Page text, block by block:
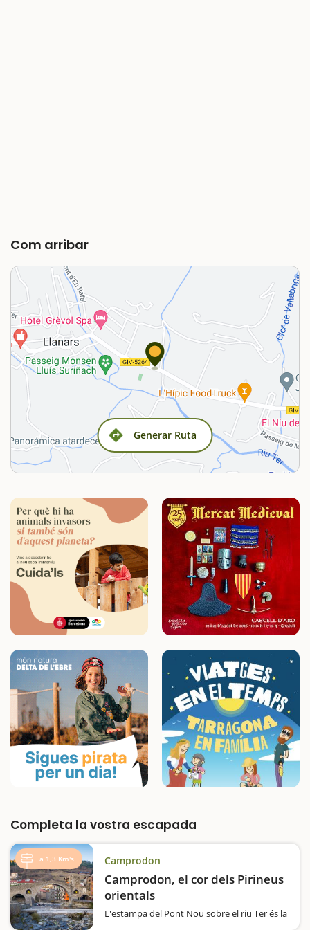
Com arribar
Generar Ruta
Completa la vostra escapada
a 1,3 Km's Camprodon
Camprodon, el cor dels Pirineus
orientals
L'estampa del Pont Nou sobre el riu Ter és la